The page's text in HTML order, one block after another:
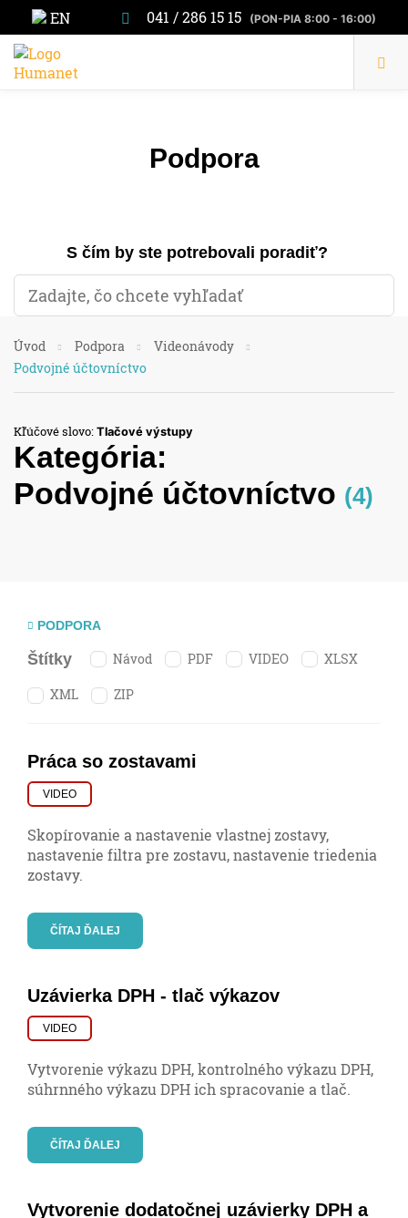
EN 041 / 286 15 15 (PON-PIA 8:00 - 16:00)
Podpora
S čím by ste potrebovali poradiť?
Úvod Podpora
Videonávody
Podvojné účtovníctvo
Kľúčové slovo: Tlačové výstupy
Kategória:
Podvojné účtovníctvo (4)
PODPORA
Štítky Návod PDF VIDEO XLSX
XML ZIP
Práca so zostavami
VIDEO
Skopírovanie a nastavenie vlastnej zostavy,
nastavenie filtra pre zostavu, nastavenie triedenia
zostavy.
ČÍTAJ ĎALEJ
Uzávierka DPH - tlač výkazov
VIDEO
Vytvorenie výkazu DPH, kontrolného výkazu DPH,
súhrnného výkazu DPH ich spracovanie a tlač.
ČÍTAJ ĎALEJ
Vytvorenie dodatočnej uzávierky DPH a